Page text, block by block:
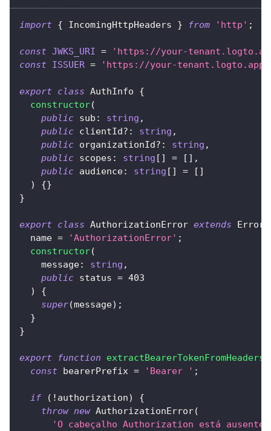
import { IncomingHttpHeaders } from 'http' ;
const JWKS_URI =
'https://your-
const ISSUER = 'https://your-
export class AuthInfo
{
constructor(
public sub : string ,
public clientId? : string ,
public organizationId? : string ,
public scopes : string [ ] = [ ] ,
public audience: string [ ] = [ ]
)
{}
}
export class AuthorizationError extends Error
  name
= 'AuthorizationError' ;
constructor(
    message
: string ,
public status = 403
)
{
super(message) ;
}
}
export function extractBearerTokenFromHeaders
const bearerPrefix = 'Bearer ' ;
if ( ! authorization)
{
throw new AuthorizationError(
'O cabeçalho Authorization está